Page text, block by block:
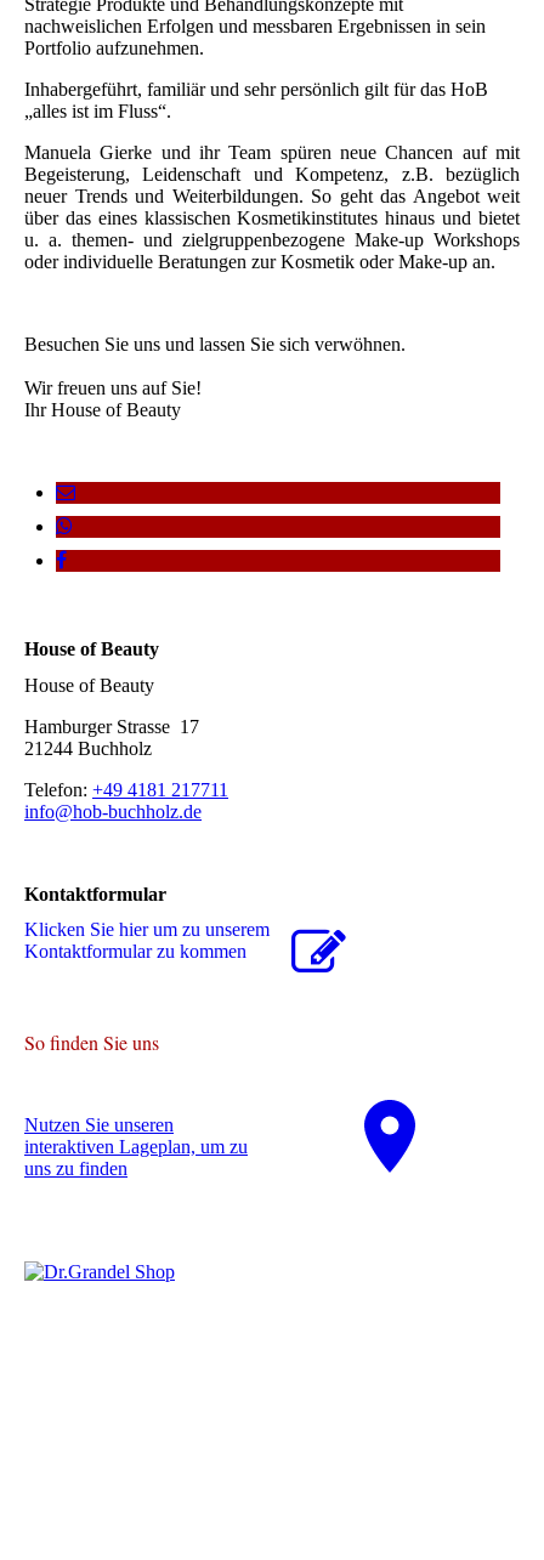
Strategie Produkte und Behandlungskonzepte mit
nachweislichen Erfolgen und messbaren Ergebnissen in sein
Portfolio aufzunehmen.
Inhabergeführt, familiär und sehr persönlich gilt für das HoB
„alles ist im Fluss“.
Manuela Gierke und ihr Team spüren neue Chancen auf mit
Begeisterung, Leidenschaft und Kompetenz, z.B. bezüglich
neuer Trends und Weiterbildungen. So geht das Angebot weit
über das eines klassischen Kosmetikinstitutes hinaus und bietet
u. a. themen- und zielgruppenbezogene Make-up Workshops
oder individuelle Beratungen zur Kosmetik oder Make-up an.
Besuchen Sie uns und lassen Sie sich verwöhnen.
Wir freuen uns auf Sie!
Ihr House of Beauty
House of Beauty
House of Beauty
Hamburger Strasse 17
21244 Buchholz
Telefon: +49 4181 217711
info@hob-buchholz.de
Kontaktformular
Klicken Sie hier um zu unserem
Kon­takt­for­mu­lar zu kommen
So finden Sie uns
Nutzen Sie unseren
interaktiven La­ge­plan, um zu
uns zu finden